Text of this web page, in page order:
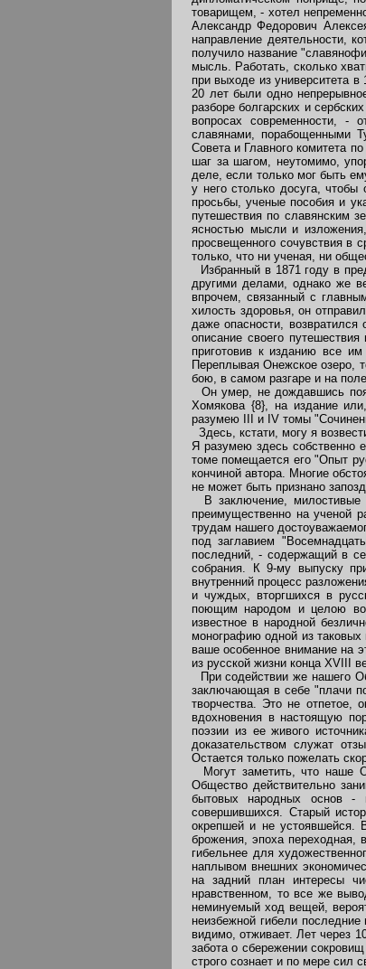
товарищем, - хотел
Александр Федорович
направление деятельности,
получило название
мысль. Работать, сколько
при выходе из университета
20 лет были одно
разборе болгарских и
вопросах современности, -
славянами, порабощенными
Совета и Главного комитета
шаг за шагом, неутомимо,
деле, если только мог быть
у него столько досуга,
просьбы, ученые пособия и
путешествия по славянским
ясностью мысли и
просвещенного сочувствия в
только, что ни ученая, ни
Избранный в 1871 году в
другими делами, однако же
впрочем, связанный с
хилость здоровья, он
даже опасности,
описание своего
приготовив к изданию все
Переплывая Онежское озеро,
бою, в самом разгаре и на
Он умер, не дождавшись
Хомякова {8}, на издание
разумею III и IV томы
Здесь, кстати, могу я
Я разумею здесь собственно
томе помещается его "Опыт
кончиной автора. Многие
не может быть признано
В заключение, милостивые
преимущественно на ученой
трудам нашего
под заглавием
последний, - содержащий в
собрания. К 9-му выпуску
внутренний процесс
и чуждых, вторгшихся в
поющим народом и целою
известное в народной
монографию одной из
ваше особенное внимание на
из русской жизни конца XVIII
При содействии же нашего
заключающая в себе "плачи
творчества. Это не отпетое,
вдохновения в настоящую
поэзии из ее живого
доказательством служат
Остается только пожелать
Могут заметить, что наше
Общество действительно
бытовых народных основ -
совершившихся. Старый
окрепшей и не устоявшейся.
брожения, эпоха переходная,
гибельнее для
наплывом внешних
на задний план интересы
нравственном, то все же
неминуемый ход вещей,
неизбежной гибели последние
видимо, отживает. Лет через
забота о сбережении
строго сознает и по мере сил